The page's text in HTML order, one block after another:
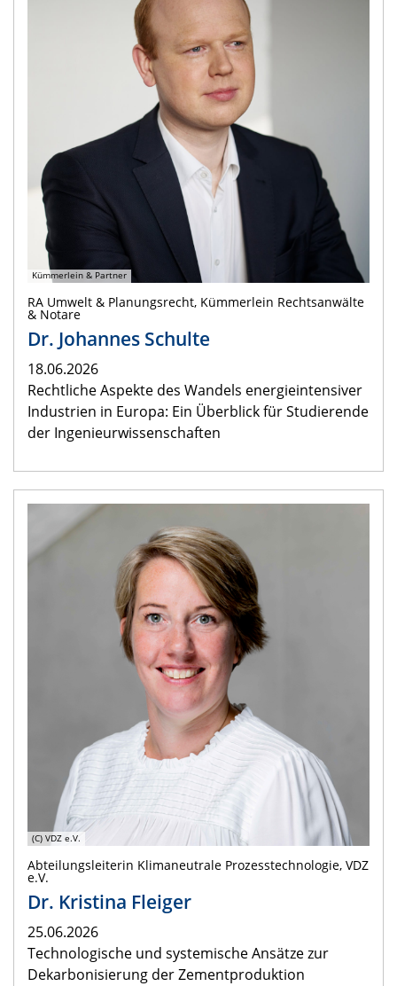
Kümmerlein & Partner
RA Umwelt & Planungsrecht, Kümmerlein Rechtsanwälte
& Notare
Dr. Johannes Schulte
18.06.2026
Rechtliche Aspekte des Wandels energieintensiver
Industrien in Europa: Ein Überblick für Studierende
der Ingenieurwissenschaften
(C) VDZ e.V.
Abteilungsleiterin Klimaneutrale Prozesstechnologie, VDZ
e.V.
Dr. Kristina Fleiger
25.06.2026
Technologische und systemische Ansätze zur
Dekarbonisierung der Zementproduktion